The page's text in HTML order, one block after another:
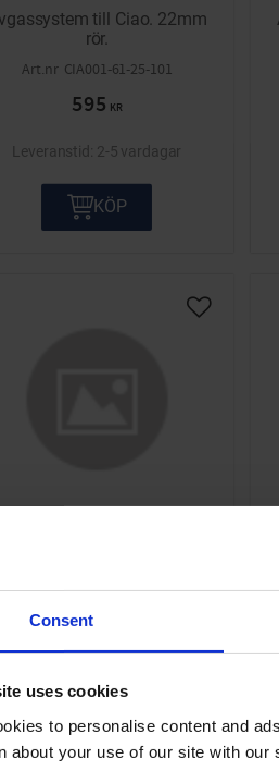
Consent
uses cookies
to personalise content and
about your use of our site with
till Ciao. 22mm
rör.
CIA001-61-25-101
595 KR
2-5 vardagar
KÖP
Ciao
Kromat. Till Ciao.
CI003722
895
Lägg till i
2-5 vardagar